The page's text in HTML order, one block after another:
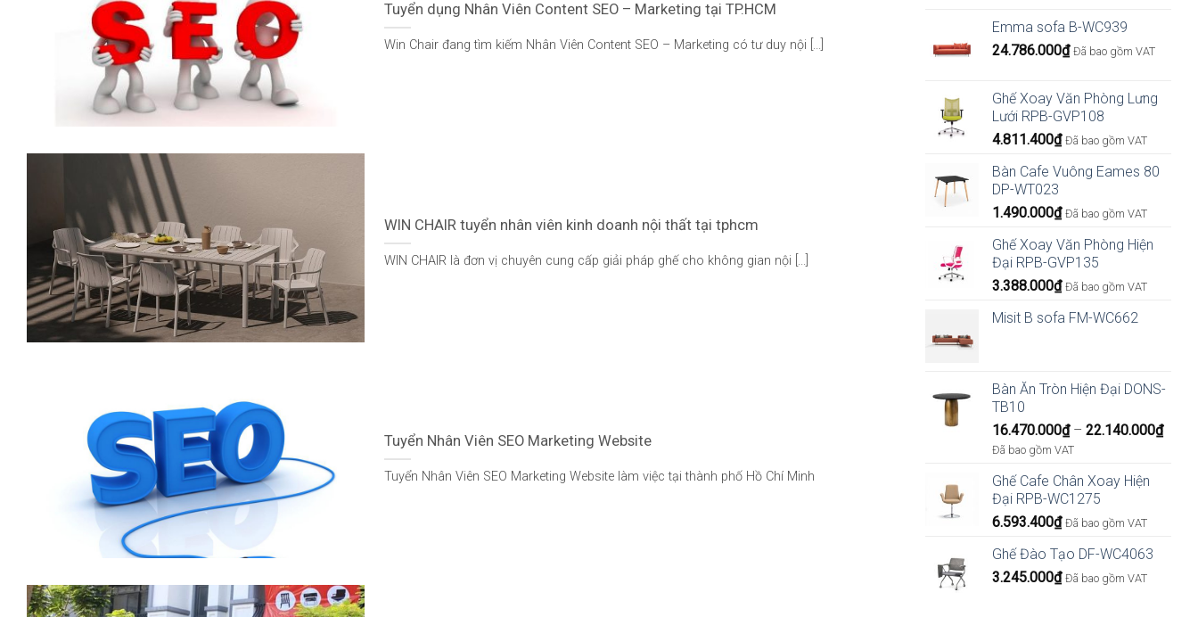
Tuyển dụng Nhân Viên Content SEO – Marketing tại TP.HCM
Win Chair đang tìm kiếm Nhân Viên Content SEO – Marketing có tư duy nội [...]
WIN CHAIR tuyển nhân viên kinh doanh nội thất tại tphcm
WIN CHAIR là đơn vị chuyên cung cấp giải pháp ghế cho không gian nội [...]
Tuyển Nhân Viên SEO Marketing Website
Tuyển Nhân Viên SEO Marketing Website làm việc tại thành phố Hồ Chí Minh
Emma sofa B-WC939
24.786.000₫ Đã bao gồm VAT
Ghế Xoay Văn Phòng Lưng
Lưới RPB-GVP108
4.811.400₫ Đã bao gồm VAT
Bàn Cafe Vuông Eames 80
DP-WT023
1.490.000₫ Đã bao gồm VAT
Ghế Xoay Văn Phòng Hiện
Đại RPB-GVP135
3.388.000₫ Đã bao gồm VAT
Misit B sofa FM-WC662
Bàn Ăn Tròn Hiện Đại DONS-
TB10
16.470.000₫ – 22.140.000₫
Đã bao gồm VAT
Ghế Cafe Chân Xoay Hiện
Đại RPB-WC1275
6.593.400₫ Đã bao gồm VAT
Ghế Đào Tạo DF-WC4063
3.245.000₫ Đã bao gồm VAT